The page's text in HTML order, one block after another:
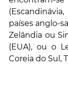
países anglo-
Zelândia ou
(EUA), ou o
Coreia do Sul,